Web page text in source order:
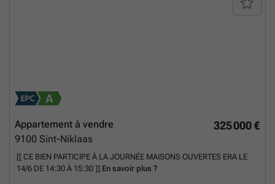
recherchent un logement clé en main dans un environnement calme,
avec des prestations de qualité et une localisation pratique à Sint-
Niklaas.
En savoir plus ?
325 000 €
Appartement à vendre
9100 Sint-Niklaas
[[ CE BIEN PARTICIPE À LA JOURNÉE MAISONS OUVERTES ERA LE
14/6 DE 14:30 À 15:30 ]] En savoir plus ?